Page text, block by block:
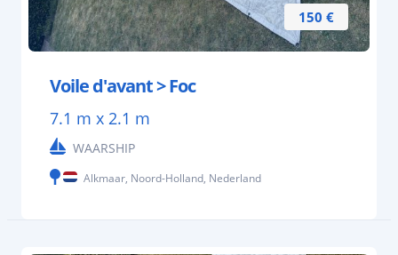
150 €
Voile d'avant > Foc
7.1 m x 2.1 m
WAARSHIP
Alkmaar, Noord-Holland, Nederland